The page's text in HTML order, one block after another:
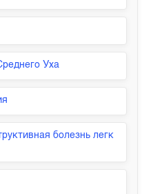
Уха
болезнь легк